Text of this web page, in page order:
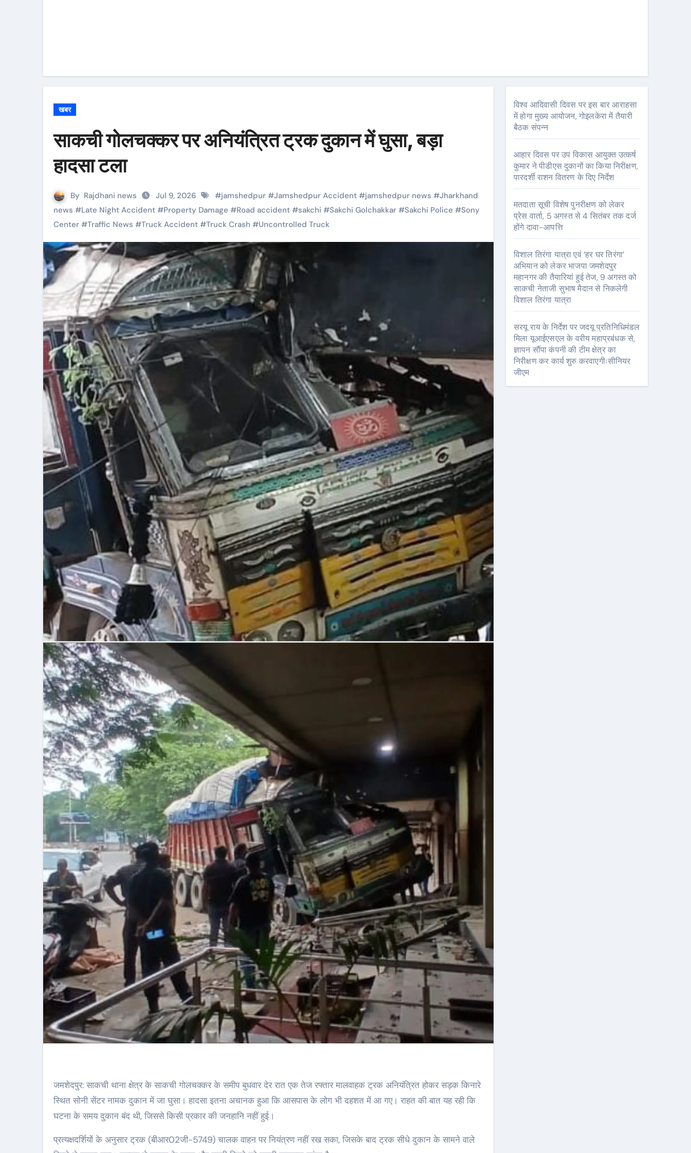
खबर
साकची गोलचक्कर पर अनियंत्रित ट्रक दुकान में घुसा, बड़ा
हादसा टला
By Rajdhani news Jul 9, 2026 #jamshedpur #Jamshedpur Accident #jamshedpur news #Jharkhand
news #Late Night Accident #Property Damage #Road accident #sakchi #Sakchi Golchakkar #Sakchi Police #Sony
Center #Traffic News #Truck Accident #Truck Crash #Uncontrolled Truck
जमशेदपुर: साकची थाना क्षेत्र के साकची गोलचक्कर के समीप बुधवार देर रात एक तेज रफ्तार मालवाहक ट्रक अनियंत्रित होकर सड़क किनारे
स्थित सोनी सेंटर नामक दुकान में जा घुसा। हादसा इतना अचानक हुआ कि आसपास के लोग भी दहशत में आ गए। राहत की बात यह रही कि
घटना के समय दुकान बंद थी, जिससे किसी प्रकार की जनहानि नहीं हुई।
प्रत्यक्षदर्शियों के अनुसार ट्रक (बीआर02जी-5749) चालक वाहन पर नियंत्रण नहीं रख सका, जिसके बाद ट्रक सीधे दुकान के सामने वाले
विश्व आदिवासी दिवस पर इस बार आराहसा
में होगा मुख्य आयोजन, गोइलकेरा में तैयारी
बैठक संपन्न
आहार दिवस पर उप विकास आयुक्त उत्कर्ष
कुमार ने पीडीएस दुकानों का किया निरीक्षण,
पारदर्शी राशन वितरण के दिए निर्देश
मतदाता सूची विशेष पुनरीक्षण को लेकर
प्रेस वार्ता, 5 अगस्त से 4 सितंबर तक दर्ज
होंगे दावा-आपत्ति
विशाल तिरंगा यात्रा एवं ‘हर घर तिरंगा’
अभियान को लेकर भाजपा जमशेदपुर
महानगर की तैयारियां हुई तेज, 9 अगस्त को
साकची नेताजी सुभाष मैदान से निकलेगी
विशाल तिरंगा यात्रा
सरयू राय के निर्देश पर जदयू प्रतिनिधिमंडल
मिला यूआईएसएल के वरीय महाप्रबंधक से,
ज्ञापन सौंपा कंपनी की टीम क्षेत्र का
निरीक्षण कर कार्य शुरु करवाएगीःसीनियर
जीएम